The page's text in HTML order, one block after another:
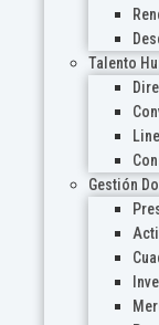
Talento
Gestión